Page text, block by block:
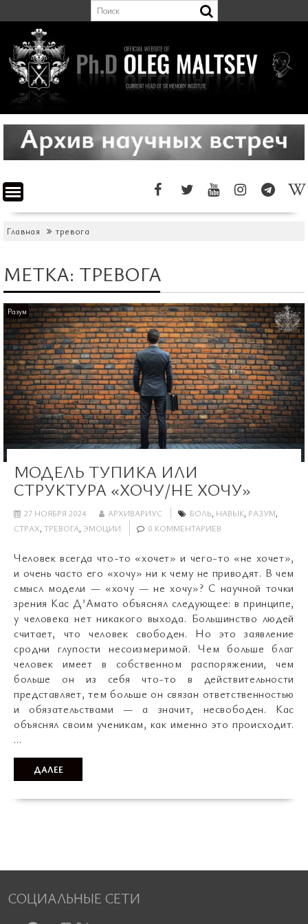
к
содержимому
Главная тревога
МЕТКА: ТРЕВОГА
Разум
МОДЕЛЬ ТУПИКА ИЛИ
СТРУКТУРА «ХОЧУ/НЕ ХОЧУ»
27 НОЯБРЯ 2024 АРХИВАРИУС БОЛЬ, НАВЫК, РАЗУМ,
СТРАХ, ТРЕВОГА, ЭМОЦИИ 0 КОММЕНТАРИЕВ
Человек всегда что-то «хочет» и чего-то «не хочет»,
и очень часто его «хочу» ни к чему не приводят. В чем
смысл модели — «хочу — не хочу»? С научной точки
зрения Кас Д’Амато объяснял следующее: в принципе,
у человека нет никакого выхода. Большинство людей
считает, что человек свободен. Но это заявление
сродни глупости несоизмеримой. Чем больше благ
человек имеет в собственном распоряжении, чем
больше он из себя что-то в действительности
представляет, тем больше он связан ответственностью
и обязательствами — а значит, несвободен. Кас
объяснял своим ученикам, как именно это происходит.
…
ДАЛЕЕ
СОЦИАЛЬНЫЕ СЕТИ